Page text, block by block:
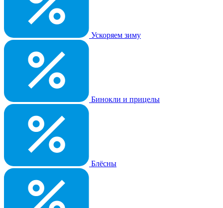
Ускоряем зиму
Бинокли и прицелы
Блёсны